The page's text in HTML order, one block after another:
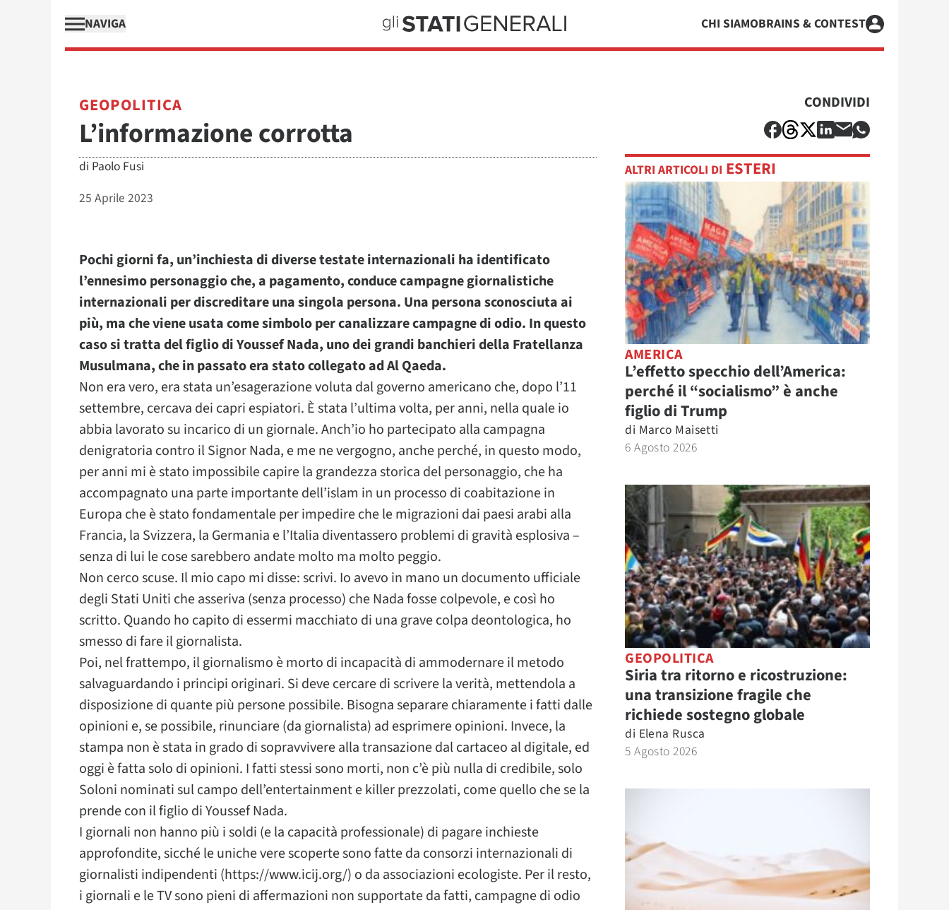
NAVIGA CHI SIAMOBRAINS & CONTEST
GEOPOLITICA
L’informazione corrotta
di Paolo Fusi
25 Aprile 2023
Pochi giorni fa, un’inchiesta di diverse testate internazionali ha identificato
l’ennesimo personaggio che, a pagamento, conduce campagne giornalistiche
internazionali per discreditare una singola persona. Una persona sconosciuta ai
più, ma che viene usata come simbolo per canalizzare campagne di odio. In questo
caso si tratta del figlio di Youssef Nada, uno dei grandi banchieri della Fratellanza
Musulmana, che in passato era stato collegato ad Al Qaeda.
Non era vero, era stata un’esagerazione voluta dal governo americano che, dopo l’11
settembre, cercava dei capri espiatori. È stata l’ultima volta, per anni, nella quale io
abbia lavorato su incarico di un giornale. Anch’io ho partecipato alla campagna
denigratoria contro il Signor Nada, e me ne vergogno, anche perché, in questo modo,
per anni mi è stato impossibile capire la grandezza storica del personaggio, che ha
accompagnato una parte importante dell’islam in un processo di coabitazione in
Europa che è stato fondamentale per impedire che le migrazioni dai paesi arabi alla
Francia, la Svizzera, la Germania e l’Italia diventassero problemi di gravità esplosiva –
senza di lui le cose sarebbero andate molto ma molto peggio.
Non cerco scuse. Il mio capo mi disse: scrivi. Io avevo in mano un documento ufficiale
degli Stati Uniti che asseriva (senza processo) che Nada fosse colpevole, e così ho
scritto. Quando ho capito di essermi macchiato di una grave colpa deontologica, ho
smesso di fare il giornalista.
Poi, nel frattempo, il giornalismo è morto di incapacità di ammodernare il metodo
salvaguardando i principi originari. Si deve cercare di scrivere la verità, mettendola a
disposizione di quante più persone possibile. Bisogna separare chiaramente i fatti dalle
opinioni e, se possibile, rinunciare (da giornalista) ad esprimere opinioni. Invece, la
stampa non è stata in grado di sopravvivere alla transazione dal cartaceo al digitale, ed
oggi è fatta solo di opinioni. I fatti stessi sono morti, non c’è più nulla di credibile, solo
Soloni nominati sul campo dell’entertainment e killer prezzolati, come quello che se la
prende con il figlio di Youssef Nada.
I giornali non hanno più i soldi (e la capacità professionale) di pagare inchieste
approfondite, sicché le uniche vere scoperte sono fatte da consorzi internazionali di
giornalisti indipendenti (https://www.icij.org/) o da associazioni ecologiste. Per il resto,
i giornali e le TV sono pieni di affermazioni non supportate da fatti, campagne di odio
CONDIVIDI
ALTRI ARTICOLI DI ESTERI
AMERICA
L’effetto specchio dell’America:
perché il “socialismo” è anche
figlio di Trump
di Marco Maisetti
6 Agosto 2026
GEOPOLITICA
Siria tra ritorno e ricostruzione:
una transizione fragile che
richiede sostegno globale
di Elena Rusca
5 Agosto 2026